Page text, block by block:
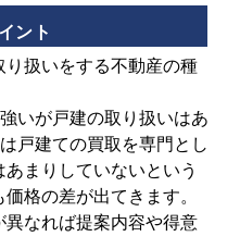
ント
扱いをする不動産の種
いが戸建の取り扱いはあ
戸建ての買取を専門とし
まりしていないという
格の差が出てきます。
なれば提案内容や得意